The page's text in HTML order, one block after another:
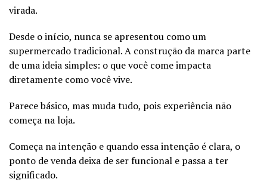
virada.
Desde o início, nunca se apresentou como um
supermercado tradicional. A construção da marca parte
de uma ideia simples: o que você come impacta
diretamente como você vive.
Parece básico, mas muda tudo, pois experiência não
começa na loja.
Começa na intenção e quando essa intenção é clara, o
ponto de venda deixa de ser funcional e passa a ter
significado.